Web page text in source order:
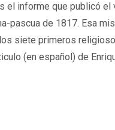
el informe que publicó el
pascua de 1817. Esa
siete primeros
(en español) de